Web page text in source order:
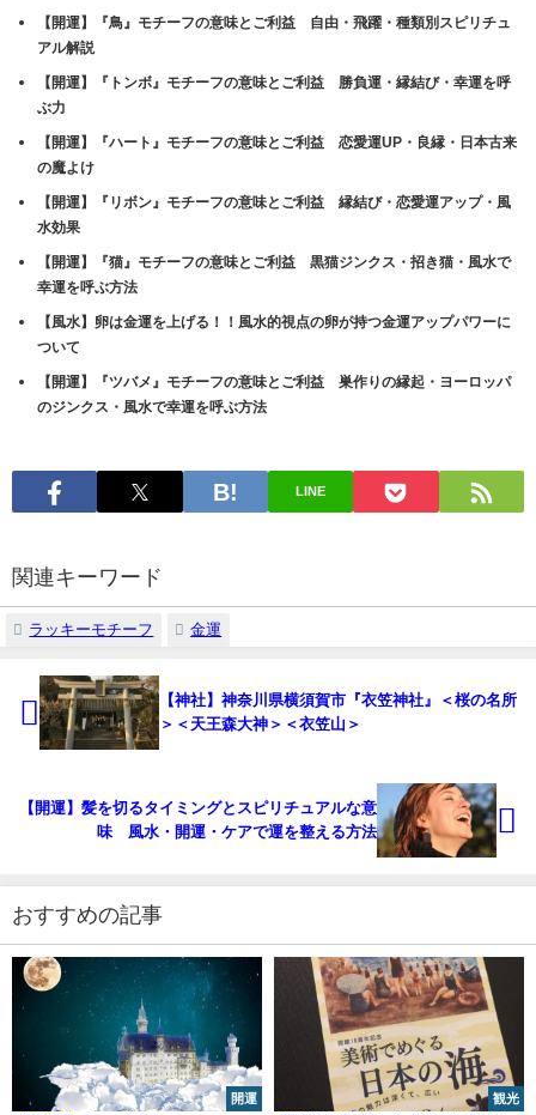
created by
Rinker
ISHOKUYA（衣飾屋)
Amazon
楽天市場
Facebook で共有するにはクリックしてください (新しいウィン
ドウで開きます)
クリックして Pinterest で共有 (新しいウィンドウで開きます)
おすすめ記事:
【開運】『魚』モチーフの意味とご利益 人間関係・金運・アクセサリー
活用法
【開運】『星』モチーフの意味とご利益 希望と自信・インスピレーショ
アル解説
【開運】『トンボ』モチーフの意味とご利益 勝負運・縁結び・幸運を呼
【開運】『ハート』モチーフの意味とご利益 恋愛運UP・良縁・日本古来
の魔よけ
【開運】『リボン』モチーフの意味とご利益 縁結び・恋愛運アップ・風
【開運】『猫』モチーフの意味とご利益 黒猫ジンクス・招き猫・風水で
幸運を呼ぶ方法
【風水】卵は金運を上げる！！風水的視点の卵が持つ金運アップパワーに
ついて
【開運】『ツバメ』モチーフの意味とご利益 巣作りの縁起・ヨーロッパ
のジンクス・風水で幸運を呼ぶ方法